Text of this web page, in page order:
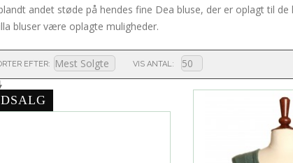
andet støde på hendes fine Dea bluse, der er oplagt til
bluser være oplagte muligheder.
EFTER VIS ANTAL